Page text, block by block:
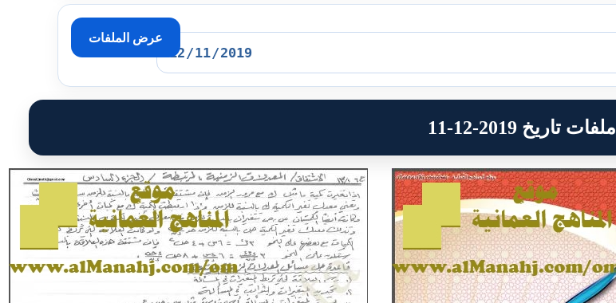
عرض الملفات
ملفات تاريخ 2019-12-11